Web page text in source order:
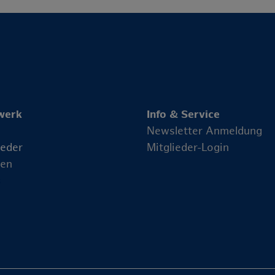
Info & Service
Newsletter Anmeldung
Mitglieder-Login